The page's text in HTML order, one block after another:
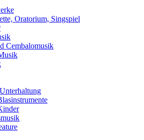
Oratorium, Singspiel
Cembalomusik